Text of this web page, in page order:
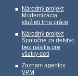
Národný projekt
Modernizácia
služieb trhu práce
Národný projekt
Spoločne za detstvo
bez násilia pre
všetky deti
Zoznam agentov
VPM